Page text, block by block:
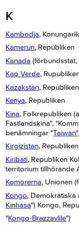
K
Kambodja,
Kamerun, Republiken
Kanada
Kap Verde,
Kazakstan, Republiken
Kenya, Republiken
Kina, Folkrepubliken
Fastlandskina",
benämningar "
Kirgizistan, Republiken
Kiribati, Republiken
territorium tillhörande
Komorerna, Unionen
Kongo, Demokratiska
Kinhasa") Kongo,
"Kongo-Brazzavlile")